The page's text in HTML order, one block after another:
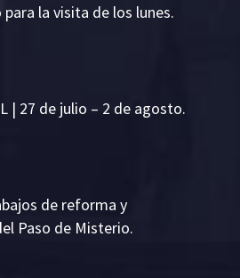
la visita de los lunes.
| 27 de julio – 2 de agosto.
de reforma y
Paso de Misterio.